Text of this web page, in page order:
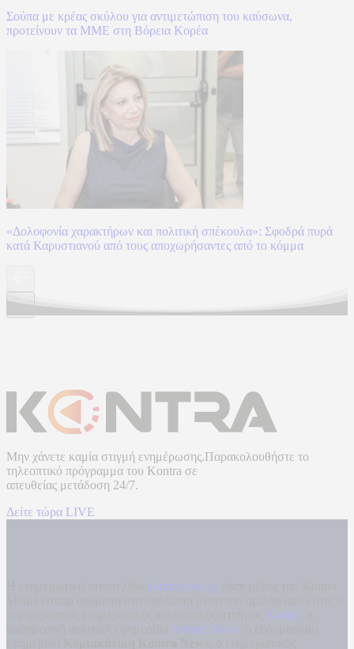
Σούπα με κρέας σκύλου για αντιμετώπιση του καύσωνα,
προτείνουν τα ΜΜΕ στη Βόρεια Κορέα
«Δολοφονία χαρακτήρων και πολιτική σπέκουλα»: Σφοδρά πυρά
κατά Καρυστιανού από τους αποχωρήσαντες από το κόμμα
Μην χάνετε καμία στιγμή ενημέρωσης.Παρακολουθήστε το
τηλεοπτικό πρόγραμμα του Kontra σε
απευθείας μετάδοση 24/7.
Δείτε τώρα LIVE
kontranews.gr
Kontra
Kontra News